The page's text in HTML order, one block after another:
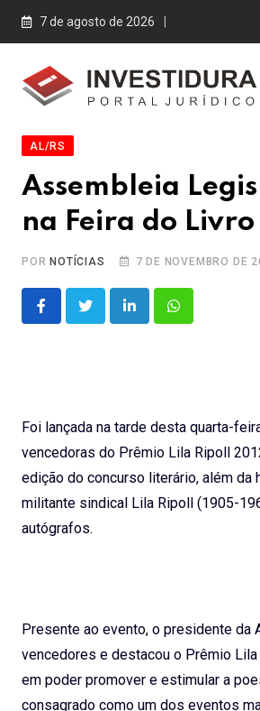
Skip
7 de agosto de 2026
AL/RS
Assembleia
na Feira do
PORNOTÍCIAS 7 DE NOVEMBRO DE
LinkedInWhatsapp
Foi lançada na tarde desta quarta-
vencedoras do Prêmio Lila Ripoll
edição do concurso literário, além da
militante sindical Lila Ripoll (1905-
autógrafos.
Presente ao evento, o presidente da
vencedores e destacou o Prêmio
em poder promover e estimular a
consagrado como um dos eventos